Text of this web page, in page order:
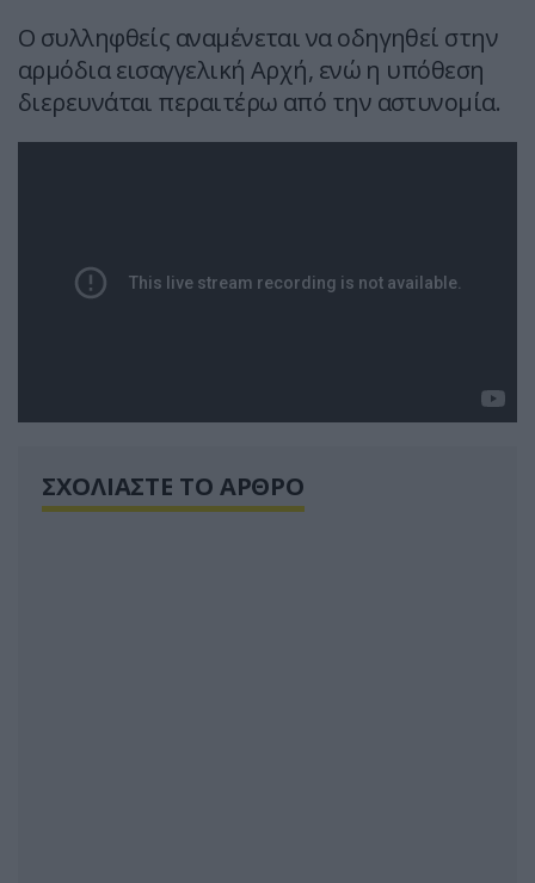
Ο συλληφθείς αναμένεται να οδηγηθεί στην
αρμόδια εισαγγελική Αρχή, ενώ η υπόθεση
διερευνάται περαιτέρω από την αστυνομία.
ΣΧΟΛΙΑΣΤΕ ΤΟ ΑΡΘΡΟ